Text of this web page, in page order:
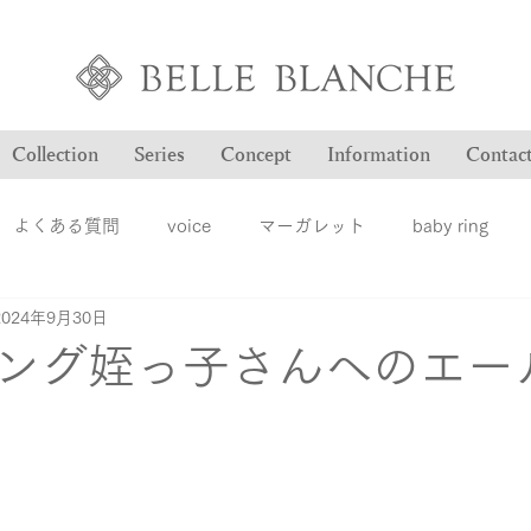
Collection Series Concept Information
よくある質問 voice マーガレット baby ring
Blog
グ姪っ子さんへのエー
年9月30日